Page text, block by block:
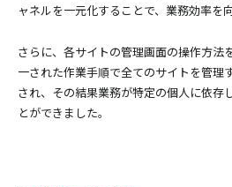
ャネルを一元化することで、業務効率を
さらに、各サイトの管理画面の操作方法
一された作業手順で全てのサイトを管理
され、その結果業務が特定の個人に依存
とができました。